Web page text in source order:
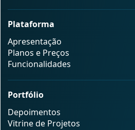
Plataforma
Apresentação
Planos e Preços
Funcionalidades
Portfólio
Depoimentos
Vitrine de Projetos